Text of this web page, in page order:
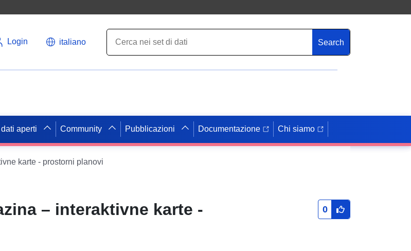
Login italiano Search
aperti Community Pubblicazioni Documentazione Chi siamo
karte - prostorni planovi
– interaktivne karte -
0